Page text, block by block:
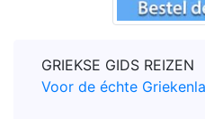
GRIEKSE GIDS REIZEN
Voor de échte